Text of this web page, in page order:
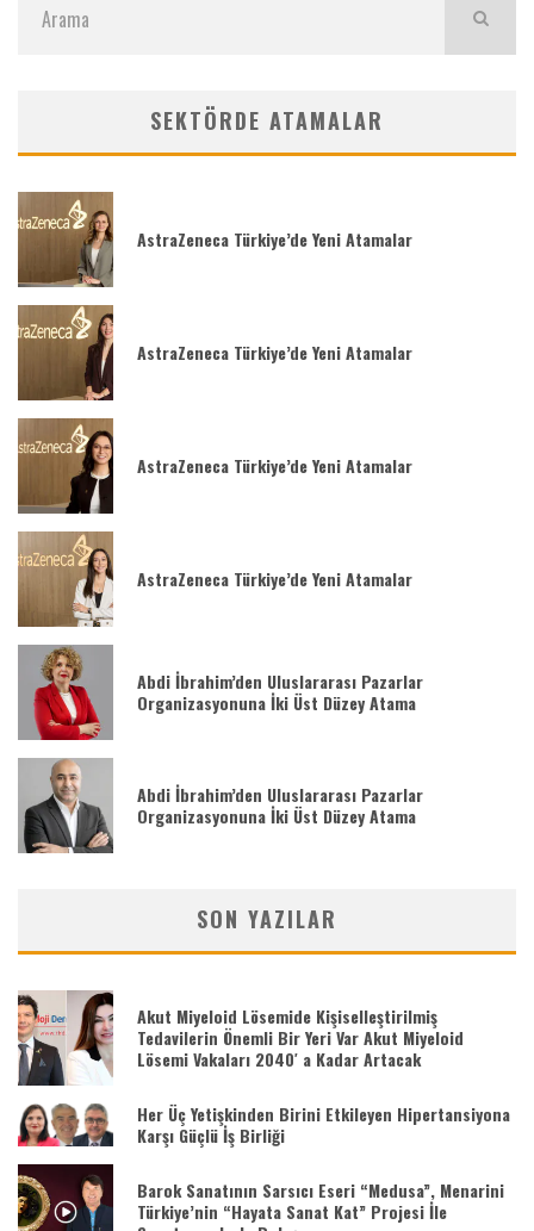
SEKTÖRDE ATAMALAR
AstraZeneca Türkiye’de Yeni Atamalar
AstraZeneca Türkiye’de Yeni Atamalar
AstraZeneca Türkiye’de Yeni Atamalar
AstraZeneca Türkiye’de Yeni Atamalar
Abdi İbrahim’den Uluslararası Pazarlar
Organizasyonuna İki Üst Düzey Atama
Abdi İbrahim’den Uluslararası Pazarlar
Organizasyonuna İki Üst Düzey Atama
SON YAZILAR
Akut Miyeloid Lösemide Kişiselleştirilmiş
Tedavilerin Önemli Bir Yeri Var Akut Miyeloid
Lösemi Vakaları 2040′ a Kadar Artacak
Her Üç Yetişkinden Birini Etkileyen Hipertansiyona
Karşı Güçlü İş Birliği
Barok Sanatının Sarsıcı Eseri “Medusa”, Menarini
Türkiye’nin “Hayata Sanat Kat” Projesi İle